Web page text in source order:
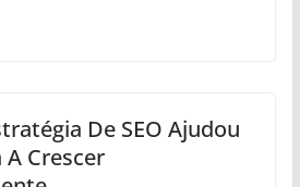
De SEO Ajudou
Crescer